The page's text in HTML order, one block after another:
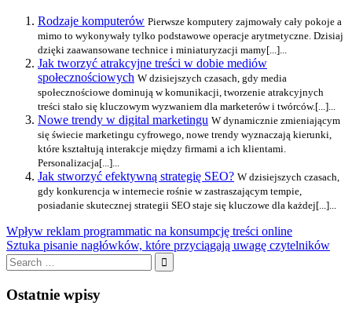
Rodzaje komputerów Pierwsze komputery zajmowały cały pokoje a
mimo to wykonywały tylko podstawowe operacje arytmetyczne. Dzisiaj
dzięki zaawansowane technice i miniaturyzacji mamy[...]...
Jak tworzyć atrakcyjne treści w dobie mediów
społecznościowych W dzisiejszych czasach, gdy media
społecznościowe dominują w komunikacji, tworzenie atrakcyjnych
treści stało się kluczowym wyzwaniem dla marketerów i twórców.[...]...
Nowe trendy w digital marketingu W dynamicznie zmieniającym
się świecie marketingu cyfrowego, nowe trendy wyznaczają kierunki,
które kształtują interakcje między firmami a ich klientami.
Personalizacja[...]...
Jak stworzyć efektywną strategię SEO? W dzisiejszych czasach,
gdy konkurencja w internecie rośnie w zastraszającym tempie,
posiadanie skutecznej strategii SEO staje się kluczowe dla każdej[...]...
Nawigacja
wpisu
Previous
Post:
Wpływ reklam programmatic na konsumpcję treści online
Next
Post:
Sztuka pisanie nagłówków, które przyciągają uwagę czytelników
Search
for:
Search
Ostatnie wpisy